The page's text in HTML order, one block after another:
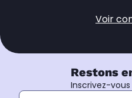
Voir
Restons
Inscrivez-